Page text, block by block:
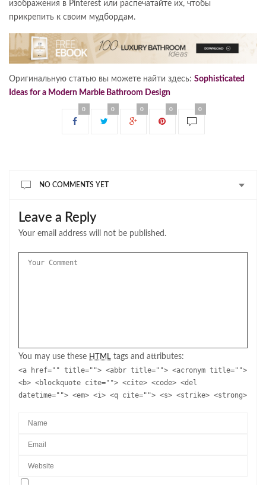
изображения в Pinterest или распечатайте их, чтобы
прикрепить к своим мудбордам.
Оригинальную статью вы можете найти здесь: Sophisticated
Ideas for a Modern Marble Bathroom Design
0 0 0 0 0
NO COMMENTS YET
Leave a Reply
Your email address will not be published.
You may use these HTML tags and attributes:
<a href="" title=""> <abbr title=""> <acronym title="">
<b> <blockquote cite=""> <cite> <code> <del
datetime=""> <em> <i> <q cite=""> <s> <strike> <strong>